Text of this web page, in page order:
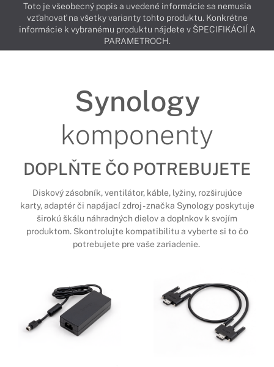
Toto je všeobecný popis a uvedené informácie sa nemusia
vzťahovať na všetky varianty tohto produktu. Konkrétne
informácie k vybranému produktu nájdete v ŠPECIFIKÁCIÍ A
PARAMETROCH.
Synology
komponenty
DOPLŇTE ČO POTREBUJETE
Diskový zásobník, ventilátor, káble, lyžiny, rozširujúce
karty, adaptér či napájací zdroj - značka Synology poskytuje
širokú škálu náhradných dielov a doplnkov k svojím
produktom. Skontrolujte kompatibilitu a vyberte si to čo
potrebujete pre vaše zariadenie.